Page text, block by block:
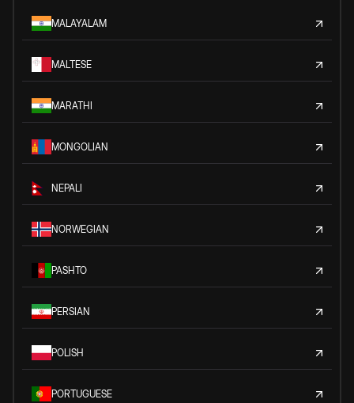
MALAYALAM
MALTESE
MARATHI
MONGOLIAN
NEPALI
NORWEGIAN
PASHTO
PERSIAN
POLISH
PORTUGUESE